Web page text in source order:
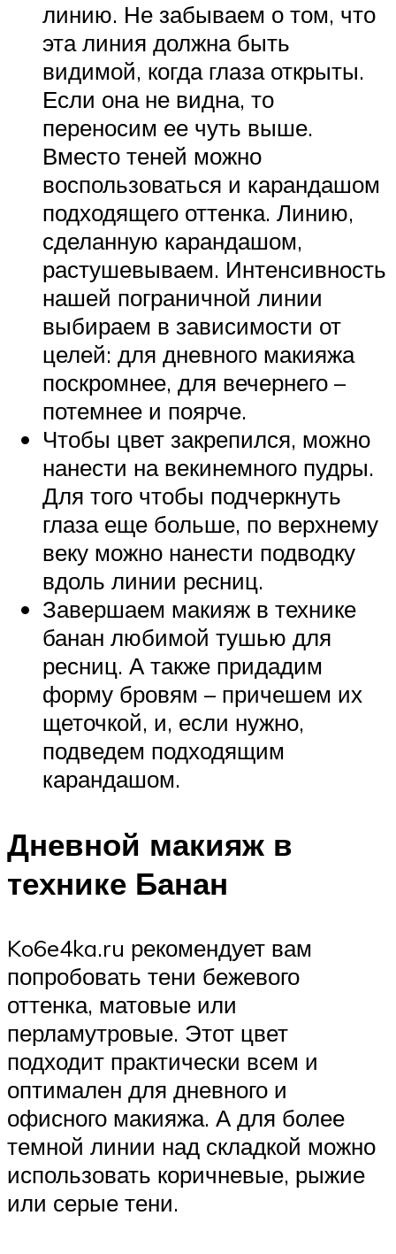
линию. Не забываем о том, что
эта линия должна быть
видимой, когда глаза открыты.
Если она не видна, то
переносим ее чуть выше.
Вместо теней можно
воспользоваться и карандашом
подходящего оттенка. Линию,
сделанную карандашом,
растушевываем. Интенсивность
нашей пограничной линии
выбираем в зависимости от
целей: для дневного макияжа
поскромнее, для вечернего –
потемнее и поярче.
Чтобы цвет закрепился, можно
нанести на векинемного пудры.
Для того чтобы подчеркнуть
глаза еще больше, по верхнему
веку можно нанести подводку
вдоль линии ресниц.
Завершаем макияж в технике
банан любимой тушью для
ресниц. А также придадим
форму бровям – причешем их
щеточкой, и, если нужно,
подведем подходящим
карандашом.
Дневной макияж в
технике Банан
Ko6e4ka.ru рекомендует вам
попробовать тени бежевого
оттенка, матовые или
перламутровые. Этот цвет
подходит практически всем и
оптимален для дневного и
офисного макияжа. А для более
темной линии над складкой можно
использовать коричневые, рыжие
или серые тени.